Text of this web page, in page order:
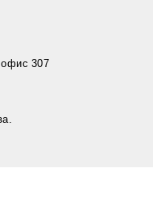
офис 307